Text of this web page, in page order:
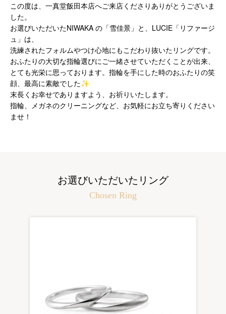
この度は、一真堂飯田本店へご来店くださりありがとうございま
した。
お選びいただいたNIWAKA の「雪佳景」と、LUCIE「リファージ
ュ」は、
洗練されたフォルムやつけ心地にもこだわり抜いたリングです。
おふたりの大切な指輪選びにご一緒させていただくことが出来、
とても光栄に思っております。指輪を手にした時のおふたりの笑
顔、最高に素敵でした✨
末長くお幸せでありますよう、お祈りいたします。
指輪、メガネのクリーニングなど、お気軽にお立ち寄りください
ませ！
お選びいただいたリング
Chosen Ring